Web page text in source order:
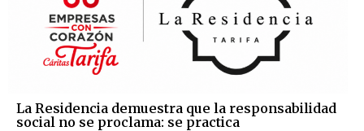
La Residencia demuestra que la responsabilidad
social no se proclama: se practica